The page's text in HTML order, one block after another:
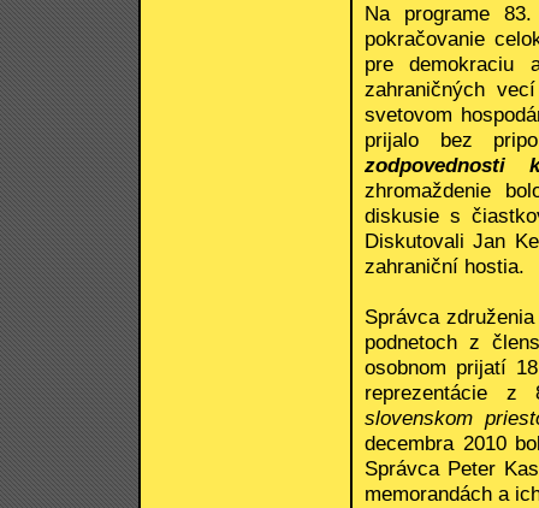
Na programe
pokračovanie
pre demokraciu
zahraničných
svetovom
prijalo bez
zodpovednosti
zhromaždenie
diskusie s
Diskutovali Jan
zahraniční hostia.
Správca
podnetoch z
osobnom prijatí
reprezentácie
slovenskom
decembra 2010
Správca Peter
memorandách a